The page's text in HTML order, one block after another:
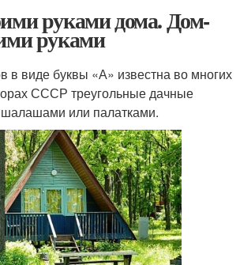
руками дома. Дом-
руками
в виде буквы «А» известна во многих
СССР треугольные дачные
или палатками.